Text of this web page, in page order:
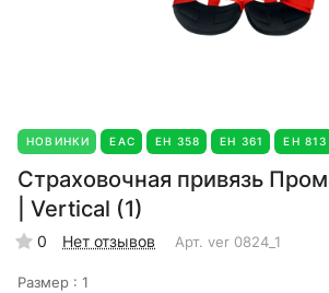
НОВИНКИ EAC ЕН 358 ЕН 361 ЕН 813
Страховочная привязь
| Vertical (1)
0 Нет отзывов Арт. ver 0824_1
Размер : 1